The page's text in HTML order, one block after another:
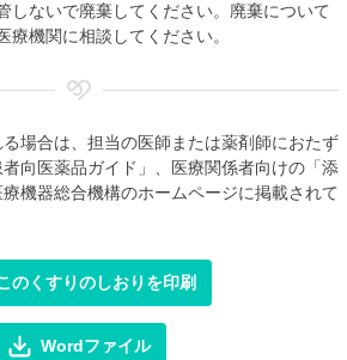
しないで廃棄してください。廃棄について
療機関に相談してください。
場合は、担当の医師または薬剤師におたず
向医薬品ガイド」、医療関係者向けの「添
機器総合機構のホームページに掲載されて
のくすりのしおりを印刷
Wordファイル